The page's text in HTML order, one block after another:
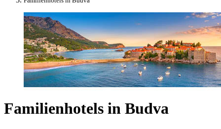
Familienhotels in Budva